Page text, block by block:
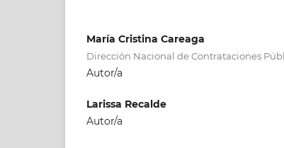
María Cristina Careaga
Dirección Nacional de Contrataciones
Autor/a
Larissa Recalde
Autor/a